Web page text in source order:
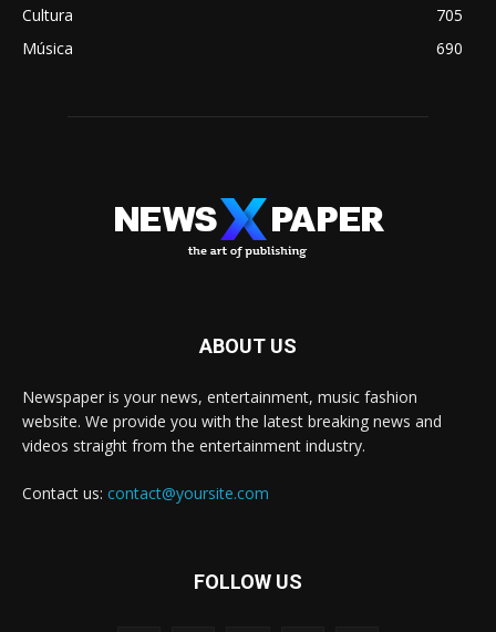
Cultura
705
Música
690
ABOUT US
Newspaper is your news, entertainment, music fashion
website. We provide you with the latest breaking news and
videos straight from the entertainment industry.
Contact us: contact@yoursite.com
FOLLOW US